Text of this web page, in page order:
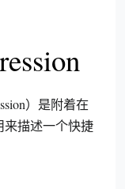
）是附着在
来描述一个快捷